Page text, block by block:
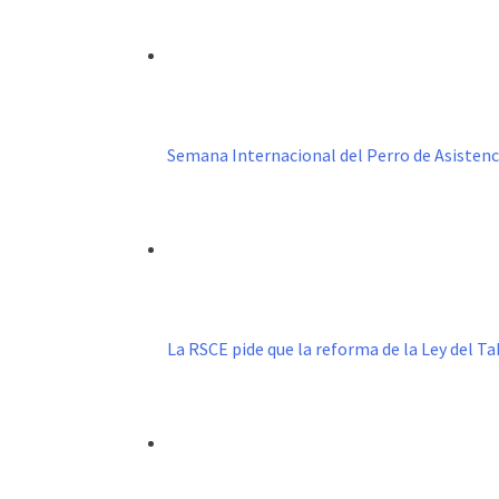
Semana Internacional del Perro de
La RSCE pide que la reforma de la Ley del